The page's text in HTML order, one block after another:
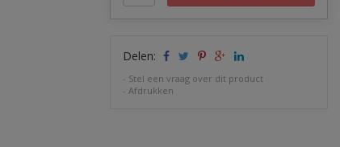
Delen:
- Stel een vraag over dit product
-Afdrukken